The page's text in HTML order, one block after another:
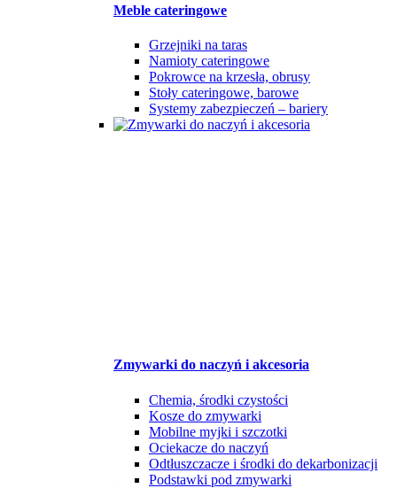
Meble cateringowe
Grzejniki na taras
Namioty cateringowe
Pokrowce na krzesła, obrusy
Stoły cateringowe, barowe
Systemy zabezpieczeń – bariery
Zmywarki do naczyń i akcesoria
Chemia, środki czystości
Kosze do zmywarki
Mobilne myjki i szczotki
Ociekacze do naczyń
Odtłuszczacze i środki do dekarbonizacji
Podstawki pod zmywarki